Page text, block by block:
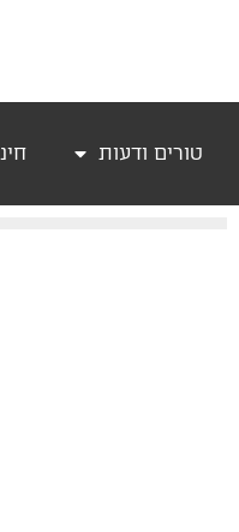
טורים ודעות